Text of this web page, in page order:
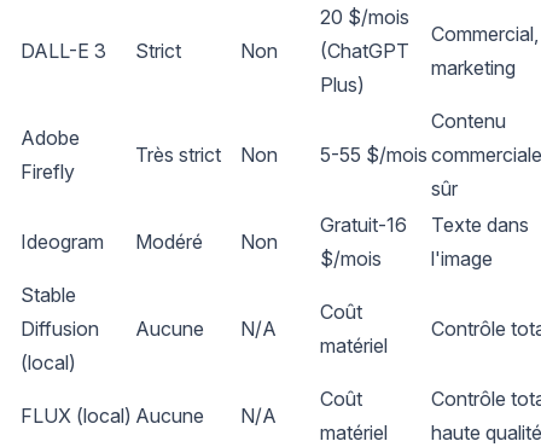
DALL-E 3 Strict Non
20 $/mois
(ChatGPT
Plus)
Commercial,
marketing
Adobe
Firefly
Très strict Non 5-55 $/mois
Contenu
sûr
Ideogram Modéré Non
Gratuit-16
$/mois
Texte dans
l'image
Stable
Diffusion
(local)
Aucune N/A
Coût
matériel
Contrôle
FLUX (local) Aucune N/A
Coût
matériel
Contrôle
haute qualité